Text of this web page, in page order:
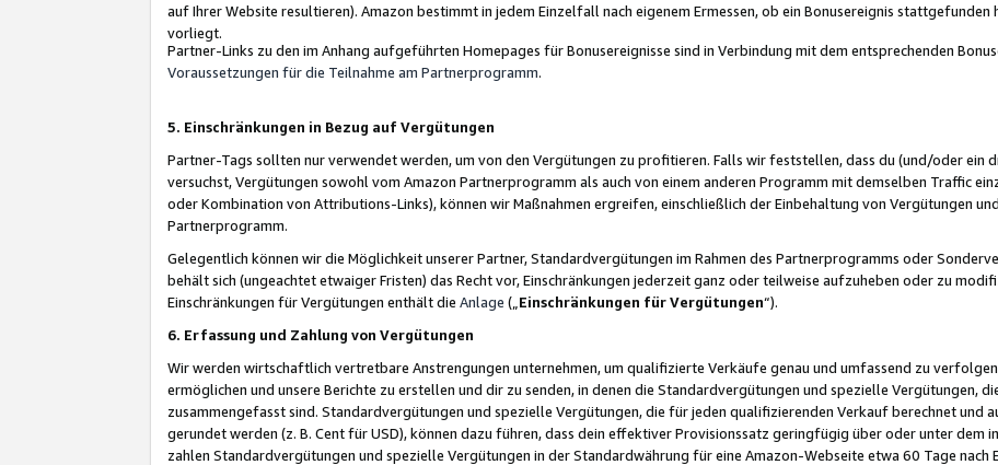
auf Ihrer Website resultieren). Amazon bestimmt in jedem Einzelfall nach eigenem Ermessen, ob ein Bonusereignis
vorliegt.
Partner-Links zu den im Anhang aufgeführten Homepages für Bonusereignisse sind in Verbindung mit dem entsprechenden
Voraussetzungen für die Teilnahme am Partnerprogramm.
5. Einschränkungen in Bezug auf Vergütungen
Partner-Tags sollten nur verwendet werden, um von den Vergütungen zu profitieren. Falls wir feststellen, dass du (und/oder ein
versuchst, Vergütungen sowohl vom Amazon Partnerprogramm als auch von einem anderen Programm mit demselben Traffic
oder Kombination von Attributions-Links), können wir Maßnahmen ergreifen, einschließlich der Einbehaltung von Vergütungen
Partnerprogramm.
Gelegentlich können wir die Möglichkeit unserer Partner, Standardvergütungen im Rahmen des Partnerprogramms oder
behält sich (ungeachtet etwaiger Fristen) das Recht vor, Einschränkungen jederzeit ganz oder teilweise aufzuheben oder zu
Einschränkungen für Vergütungen enthält die Anlage („ Einschränkungen für Vergütungen“).
6. Erfassung und Zahlung von Vergütungen
Wir werden wirtschaftlich vertretbare Anstrengungen unternehmen, um qualifizierte Verkäufe genau und umfassend zu
ermöglichen und unsere Berichte zu erstellen und dir zu senden, in denen die Standardvergütungen und spezielle Vergütungen,
zusammengefasst sind. Standardvergütungen und spezielle Vergütungen, die für jeden qualifizierenden Verkauf berechnet und
gerundet werden (z. B. Cent für USD), können dazu führen, dass dein effektiver Provisionssatz geringfügig über oder unter dem
zahlen Standardvergütungen und spezielle Vergütungen in der Standardwährung für eine Amazon-Webseite etwa 60 Tage nach